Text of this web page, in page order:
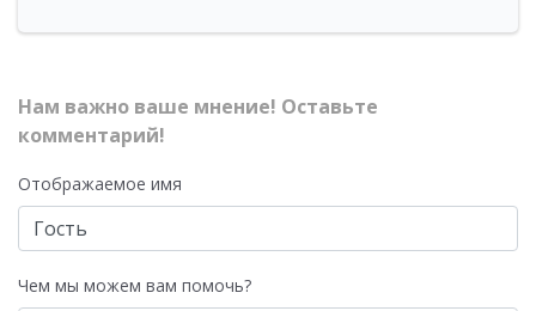
Нам важно ваше мнение! Оставьте
комментарий!
Отображаемое имя
Чем мы можем вам помочь?